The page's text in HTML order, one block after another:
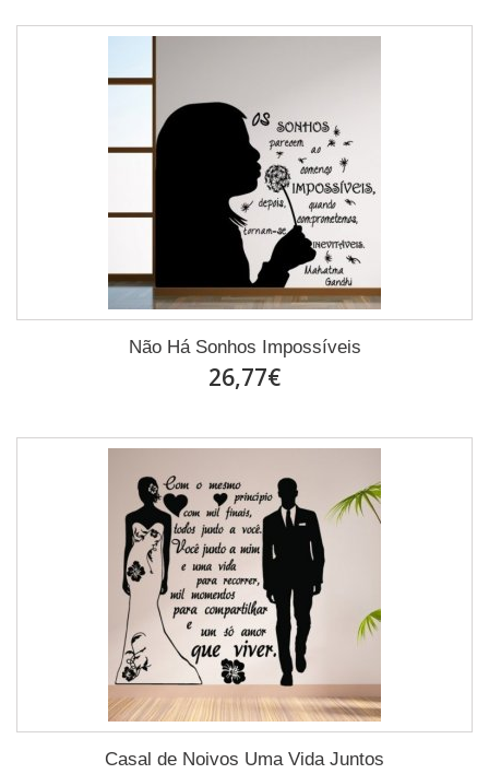
Não Há Sonhos Impossíveis
26,77€
Casal de Noivos Uma Vida Juntos